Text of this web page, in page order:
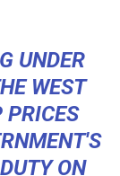
UNDER
WEST
ON